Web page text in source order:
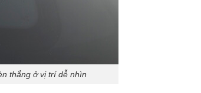
thắng ở vị trí dễ nhìn